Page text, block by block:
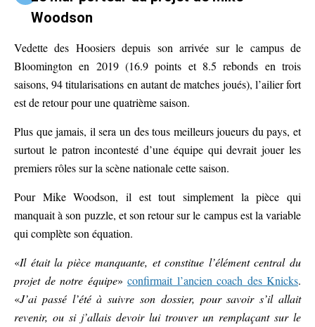
Woodson
Vedette des Hoosiers depuis son arrivée sur le campus de
Bloomington en 2019 (16.9 points et 8.5 rebonds en trois
saisons, 94 titularisations en autant de matches joués), l’ailier fort
est de retour pour une quatrième saison.
Plus que jamais, il sera un des tous meilleurs joueurs du pays, et
surtout le patron incontesté d’une équipe qui devrait jouer les
premiers rôles sur la scène nationale cette saison.
Pour Mike Woodson, il est tout simplement la pièce qui
manquait à son puzzle, et son retour sur le campus est la variable
qui complète son équation.
«Il était la pièce manquante, et constitue l’élément central du
projet de notre équipe» confirmait l’ancien coach des Knicks.
«J’ai passé l’été à suivre son dossier, pour savoir s’il allait
revenir, ou si j’allais devoir lui trouver un remplaçant sur le